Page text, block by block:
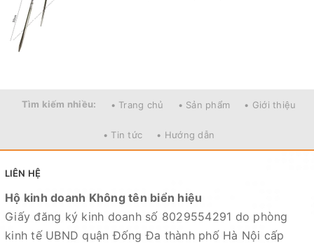
Mọi thắc mắc liên hệ SĐT
Tìm kiếm nhiều: • Trang chủ • Sản phẩm • Giới thiệu
• Tin tức • Hướng dẫn
LIÊN HỆ
Hộ kinh doanh Không tên biển hiệu
Giấy đăng ký kinh doanh số 8029554291 do phòng
kinh tế UBND quận Đống Đa thành phố Hà Nội cấp